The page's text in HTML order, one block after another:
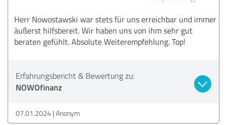
Herr Nowostawski war stets für uns erreichbar und immer
äußerst hilfsbereit. Wir haben uns von ihm sehr gut
beraten gefühlt. Absolute Weiterempfehlung. Top!
Erfahrungsbericht & Bewertung zu:
NOWOfinanz
07.01.2024 Anonym